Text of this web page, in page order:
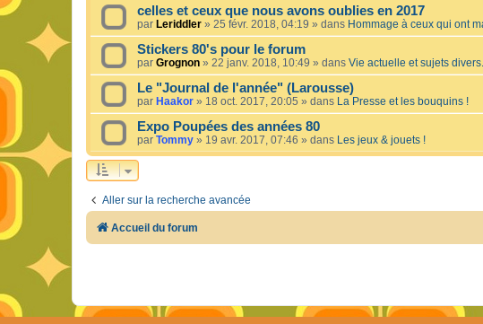
celles et ceux que nous avons oublies en 2017
par Leriddler » 25 févr. 2018, 04:19 » dans Hommage à ceux qui ont
Stickers 80's pour le forum
par Grognon » 22 janv. 2018, 10:49 » dans Vie actuelle et sujets
Le "Journal de l'année" (Larousse)
par Haakor » 18 oct. 2017, 20:05 » dans La Presse et les bouquins !
Expo Poupées des années 80
par Tommy » 19 avr. 2017, 07:46 » dans Les jeux & jouets !
Aller sur la recherche avancée
Accueil du forum